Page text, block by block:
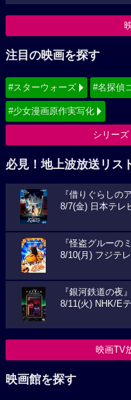
注目の映画を探す
#スターウォーズ #名探偵
#少女漫画原作実写化
シリー
必見！地上波放送リス
『借りぐらしの
8/7(金) 日本テレ
『怪盗グルーの
8/10(月) フジテ
『銀河鉄道の夜』
8/11(火) NHK/E
映画TV
映画館を探す